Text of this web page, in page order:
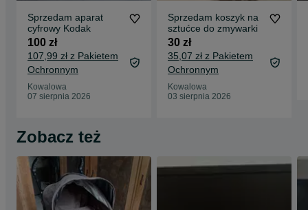
Sprzedam aparat
cyfrowy Kodak
100 zł
107,99 zł z Pakietem
Ochronnym
Kowalowa
07 sierpnia 2026
Sprzedam koszyk na
sztućce do zmywarki
30 zł
35,07 zł z Pakietem
Ochronnym
Kowalowa
03 sierpnia 2026
Zobacz też